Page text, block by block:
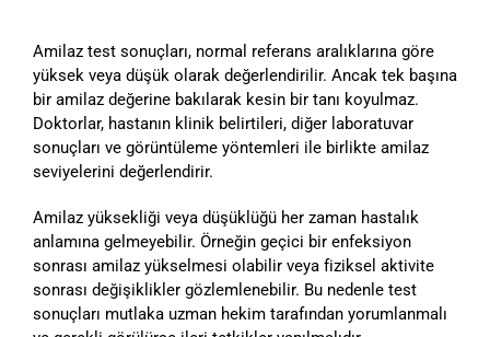
Amilaz test sonuçları, normal referans aralıklarına göre
yüksek veya düşük olarak değerlendirilir. Ancak tek başına
bir amilaz değerine bakılarak kesin bir tanı koyulmaz.
Doktorlar, hastanın klinik belirtileri, diğer laboratuvar
sonuçları ve görüntüleme yöntemleri ile birlikte amilaz
seviyelerini değerlendirir.
Amilaz yüksekliği veya düşüklüğü her zaman hastalık
anlamına gelmeyebilir. Örneğin geçici bir enfeksiyon
sonrası amilaz yükselmesi olabilir veya fiziksel aktivite
sonrası değişiklikler gözlemlenebilir. Bu nedenle test
sonuçları mutlaka uzman hekim tarafından yorumlanmalı